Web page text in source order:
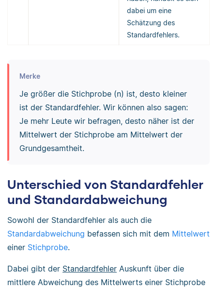
dabei um eine
Schätzung des
Standardfehlers.
Merke
Je größer die Stichprobe (n) ist, desto kleiner
ist der Standardfehler. Wir können also sagen:
Je mehr Leute wir befragen, desto näher ist der
Mittelwert der Stichprobe am Mittelwert der
Grundgesamtheit.
Unterschied von Standardfehler
und Standardabweichung
Sowohl der Standardfehler als auch die
Standardabweichung befassen sich mit dem Mittelwert
einer Stichprobe.
Dabei gibt der Standardfehler Auskunft über die
mittlere Abweichung des Mittelwerts einer Stichprobe